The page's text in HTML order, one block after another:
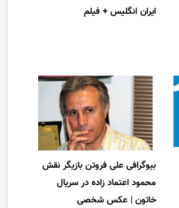
ایران انگلیس + فیلم
بیوگرافی علی فروتن بازیگر نقش
محمود اعتماد زاده در سریال
خاتون | عکس شخصی